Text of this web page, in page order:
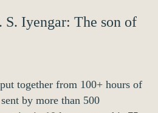
S. Iyengar: The son of
together from 100+ hours of
by more than 500